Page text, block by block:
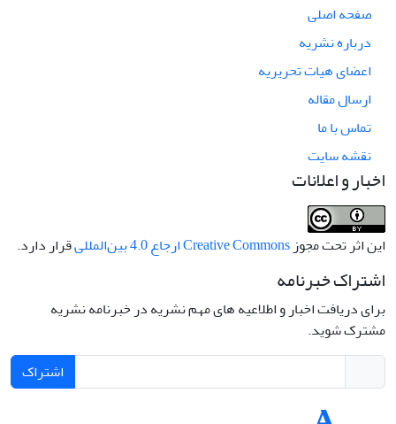
صفحه اصلی
درباره نشریه
اعضای هیات تحریریه
ارسال مقاله
تماس با ما
نقشه سایت
اخبار و اعلانات
این اثر تحت مجوزCreative Commons ارجاع 4.0 بین‌المللی قرار دارد.
اشتراک خبرنامه
برای دریافت اخبار و اطلاعیه های مهم نشریه در خبرنامه نشریه
مشترک شوید.
اشتراک